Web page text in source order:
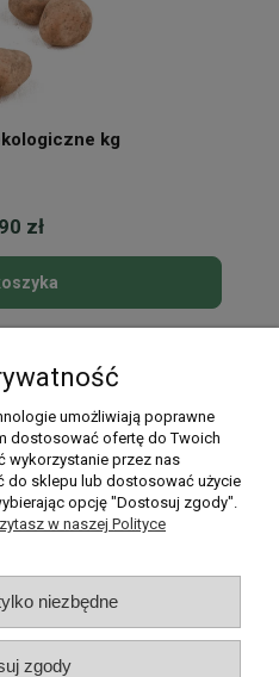
kg
zł
konto
i dostawa
nas
umożliwiają poprawne
dostosować ofertę do Twoich
wykorzystanie przez nas
do sklepu lub dostosować użycie
opcję "Dostosuj zgody".
w naszej Polityce
niezbędne
zgody